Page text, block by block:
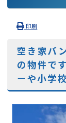
印刷
空き家バ
の物件で
ーや小学